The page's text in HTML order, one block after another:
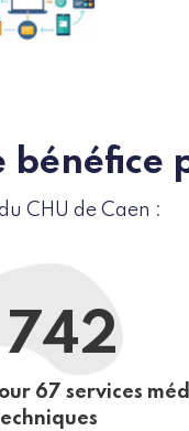
CHU de Caen :
742
67 services